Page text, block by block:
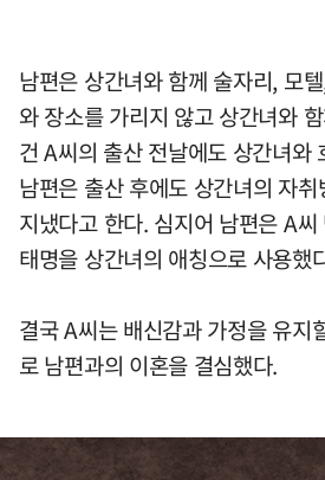
남편은 상간녀와 함께 술자리, 모
와 장소를 가리지 않고 상간녀와
건 A씨의 출산 전날에도 상간녀와
남편은 출산 후에도 상간녀의 자
지냈다고 한다. 심지어 남편은 A
태명을 상간녀의 애칭으로 사용했
결국 A씨는 배신감과 가정을 유지
로 남편과의 이혼을 결심했다.